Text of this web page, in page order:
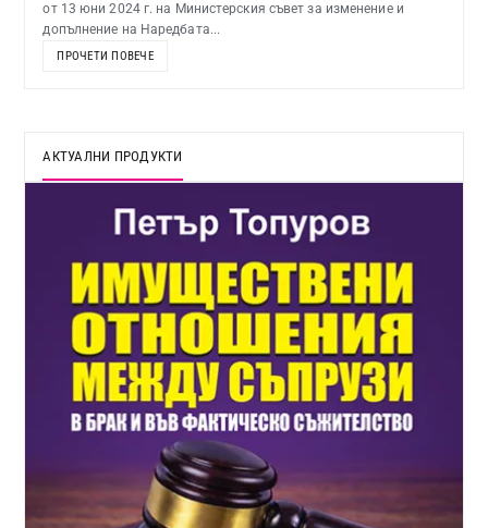
от 13 юни 2024 г. на Министерския съвет за изменение и
допълнение на Наредбата...
ПРОЧЕТИ ПОВЕЧЕ
АКТУАЛНИ ПРОДУКТИ